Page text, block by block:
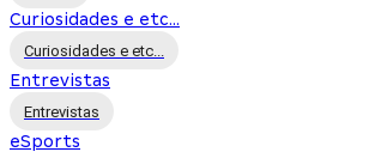
Curiosidades e etc...
Curiosidades e etc...
Entrevistas
Entrevistas
eSports